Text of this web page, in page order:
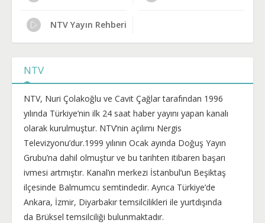
NTV Yayın Rehberi
NTV
NTV, Nuri Çolakoğlu ve Cavit Çağlar tarafından 1996
yılında Türkiye’nin ilk 24 saat haber yayını yapan kanalı
olarak kurulmuştur. NTV’nin açılımı Nergis
Televizyonu’dur.1999 yılının Ocak ayında Doğuş Yayın
Grubu’na dahil olmuştur ve bu tarihten itibaren başarı
ivmesi artmıştır. Kanal’ın merkezi İstanbul’un Beşiktaş
ilçesinde Balmumcu semtindedir. Ayrıca Türkiye’de
Ankara, İzmir, Diyarbakır temsilcilikleri ile yurtdışında
da Brüksel temsilciliği bulunmaktadır.